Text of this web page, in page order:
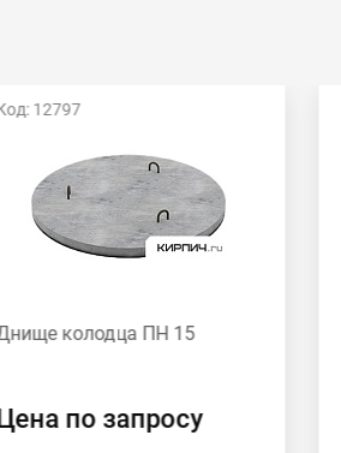
12797
колодца ПН 15
по запросу